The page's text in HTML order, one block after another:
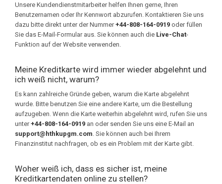
Unsere Kundendienstmitarbeiter helfen Ihnen gerne, Ihren
Benutzernamen oder Ihr Kennwort abzurufen. Kontaktieren Sie uns
dazu bitte direkt unter der Nummer+44-808-164-0919 oder füllen
Sie das E-Mail-Formular aus. Sie können auch die Live-Chat-
Funktion auf der Website verwenden.
Meine Kreditkarte wird immer wieder abgelehnt und
ich weiß nicht, warum?
Es kann zahlreiche Gründe geben, warum die Karte abgelehnt
wurde. Bitte benutzen Sie eine andere Karte, um die Bestellung
aufzugeben. Wenn die Karte weiterhin abgelehnt wird, rufen Sie uns
unter+44-808-164-0919 an oder senden Sie uns eine E-Mail an
support@hthkupgm.com . Sie können auch bei Ihrem
Finanzinstitut nachfragen, ob es ein Problem mit der Karte gibt.
Woher weiß ich, dass es sicher ist, meine
Kreditkartendaten online zu stellen?